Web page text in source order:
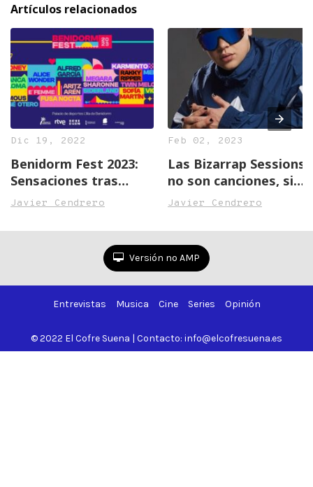
Artículos relacionados
Dic 19, 2022
Benidorm Fest 2023:
Sensaciones tras
primera escucha,
Javier Cendrero
Feb 02, 2023
Las Bizarrap Sessions
no son canciones, sino
eventos
Javier Cendrero
Versión no AMP
Entrevistas Musica Cine Series Opinión
© 2022 El Cofre Suena | Contacto: info@elcofresuena.es